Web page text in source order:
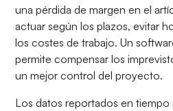
una pérdida de margen en el
actuar según los plazos, evitar
los costes de trabajo. Un
permite compensar los
un mejor control del proyecto.
Los datos reportados en tiempo